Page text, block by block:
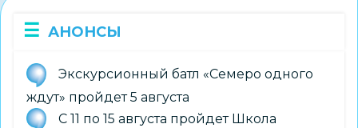
АНОНСЫ
Экскурсионный батл «Семеро одного
ждут» пройдет 5 августа
С 11 по 15 августа пройдет Школа